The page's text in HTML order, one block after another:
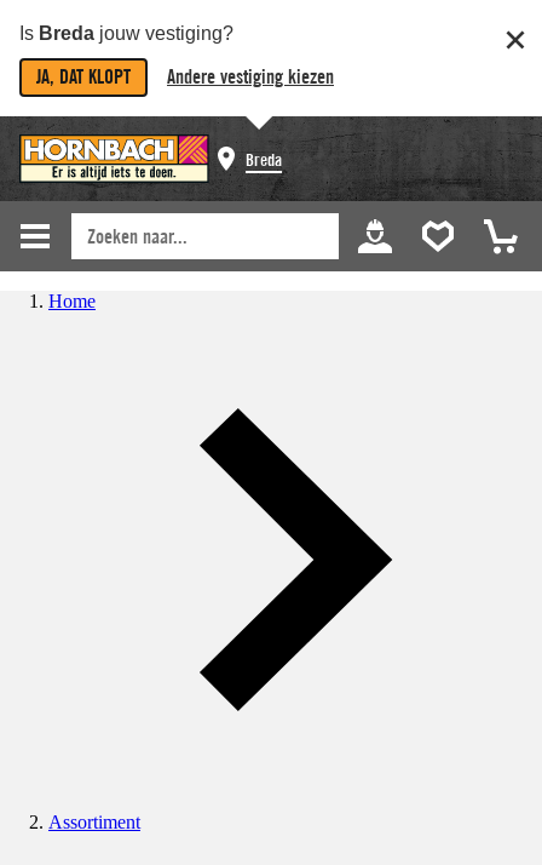
Is Breda jouw vestiging?
JA, DAT KLOPT Andere vestiging kiezen
Breda
Home
Assortiment